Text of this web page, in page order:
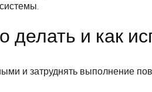
и как
и затруднять выполнение